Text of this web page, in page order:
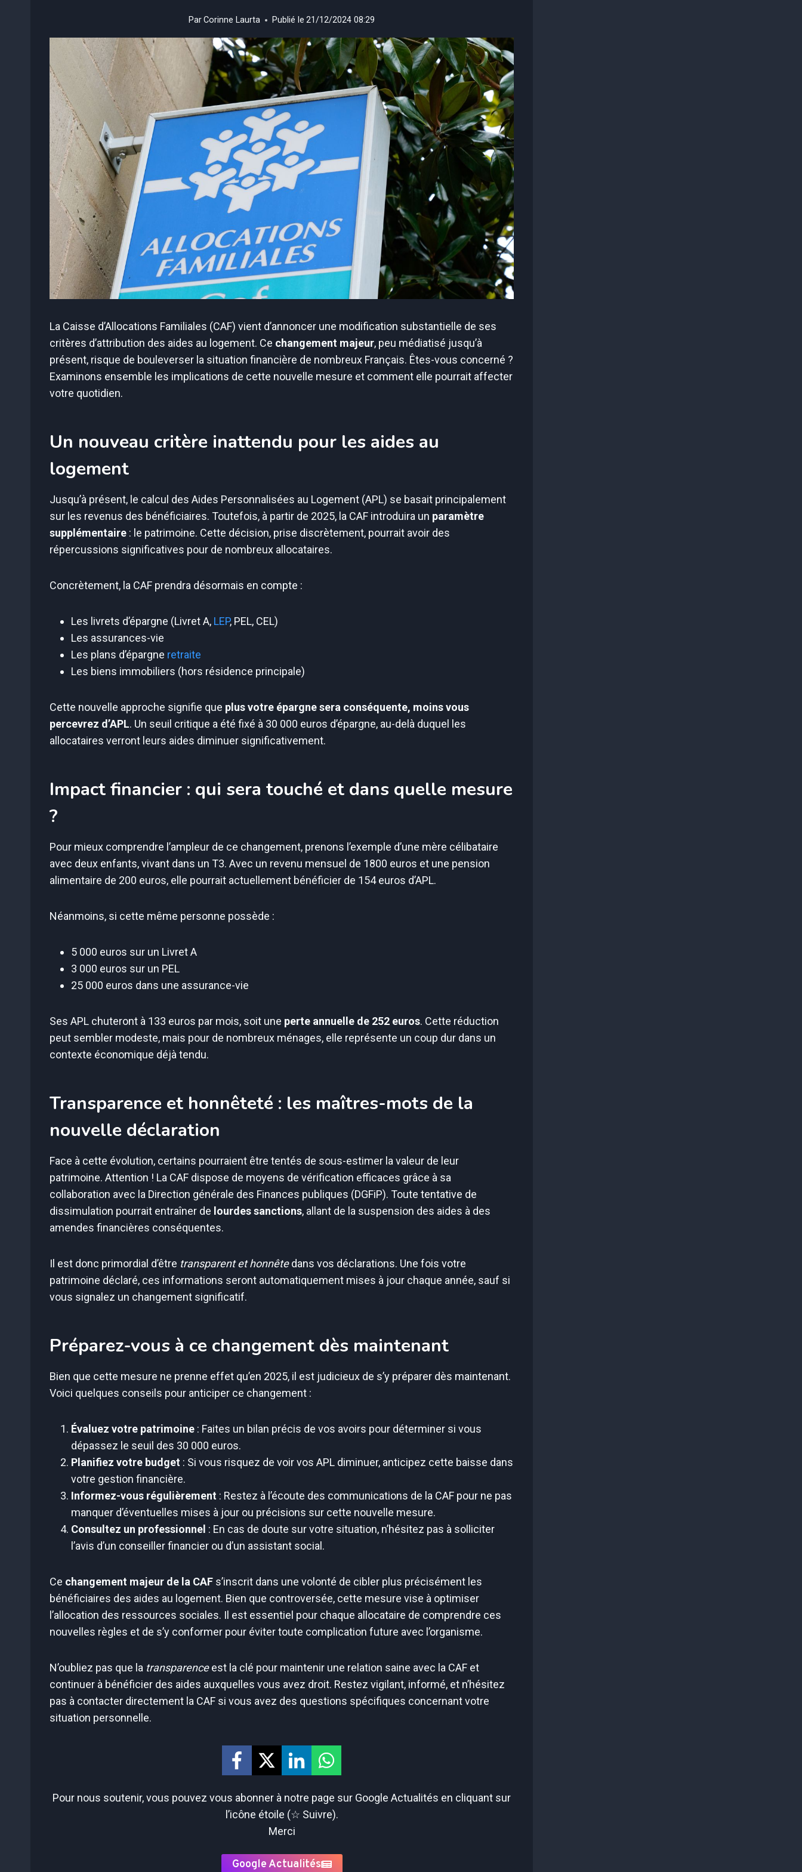
ParCorinne Laurta Publié le 21/12/2024 08:29
La Caisse d’Allocations Familiales (CAF) vient d’annoncer une modification substantielle de ses
critères d’attribution des aides au logement. Ce changement majeur, peu médiatisé jusqu’à
présent, risque de bouleverser la situation financière de nombreux Français. Êtes-vous concerné ?
Examinons ensemble les implications de cette nouvelle mesure et comment elle pourrait affecter
votre quotidien.
Un nouveau critère inattendu pour les aides au
logement
Jusqu’à présent, le calcul des Aides Personnalisées au Logement (APL) se basait principalement
sur les revenus des bénéficiaires. Toutefois, à partir de 2025, la CAF introduira un paramètre
supplémentaire : le patrimoine. Cette décision, prise discrètement, pourrait avoir des
répercussions significatives pour de nombreux allocataires.
Concrètement, la CAF prendra désormais en compte :
Les livrets d’épargne (Livret A, LEP, PEL, CEL)
Les assurances-vie
Les plans d’épargne retraite
Les biens immobiliers (hors résidence principale)
Cette nouvelle approche signifie que plus votre épargne sera conséquente, moins vous
percevrez d’APL. Un seuil critique a été fixé à 30 000 euros d’épargne, au-delà duquel les
allocataires verront leurs aides diminuer significativement.
Impact financier : qui sera touché et dans quelle mesure
?
Pour mieux comprendre l’ampleur de ce changement, prenons l’exemple d’une mère célibataire
avec deux enfants, vivant dans un T3. Avec un revenu mensuel de 1800 euros et une pension
alimentaire de 200 euros, elle pourrait actuellement bénéficier de 154 euros d’APL.
Néanmoins, si cette même personne possède :
5 000 euros sur un Livret A
3 000 euros sur un PEL
25 000 euros dans une assurance-vie
Ses APL chuteront à 133 euros par mois, soit une perte annuelle de 252 euros. Cette réduction
peut sembler modeste, mais pour de nombreux ménages, elle représente un coup dur dans un
contexte économique déjà tendu.
Transparence et honnêteté : les maîtres-mots de la
nouvelle déclaration
Face à cette évolution, certains pourraient être tentés de sous-estimer la valeur de leur
patrimoine. Attention ! La CAF dispose de moyens de vérification efficaces grâce à sa
collaboration avec la Direction générale des Finances publiques (DGFiP). Toute tentative de
dissimulation pourrait entraîner de lourdes sanctions, allant de la suspension des aides à des
amendes financières conséquentes.
Il est donc primordial d’être transparent et honnêtedans vos déclarations. Une fois votre
patrimoine déclaré, ces informations seront automatiquement mises à jour chaque année, sauf si
vous signalez un changement significatif.
Préparez-vous à ce changement dès maintenant
Bien que cette mesure ne prenne effet qu’en 2025, il est judicieux de s’y préparer dès maintenant.
Voici quelques conseils pour anticiper ce changement :
Évaluez votre patrimoine : Faites un bilan précis de vos avoirs pour déterminer si vous
dépassez le seuil des 30 000 euros.
Planifiez votre budget : Si vous risquez de voir vos APL diminuer, anticipez cette baisse dans
votre gestion financière.
Informez-vous régulièrement : Restez à l’écoute des communications de la CAF pour ne pas
manquer d’éventuelles mises à jour ou précisions sur cette nouvelle mesure.
Consultez un professionnel : En cas de doute sur votre situation, n’hésitez pas à solliciter
l’avis d’un conseiller financier ou d’un assistant social.
Ce changement majeur de la CAF s’inscrit dans une volonté de cibler plus précisément les
bénéficiaires des aides au logement. Bien que controversée, cette mesure vise à optimiser
l’allocation des ressources sociales. Il est essentiel pour chaque allocataire de comprendre ces
nouvelles règles et de s’y conformer pour éviter toute complication future avec l’organisme.
N’oubliez pas que la transparenceest la clé pour maintenir une relation saine avec la CAF et
continuer à bénéficier des aides auxquelles vous avez droit. Restez vigilant, informé, et n’hésitez
pas à contacter directement la CAF si vous avez des questions spécifiques concernant votre
situation personnelle.
Pour nous soutenir, vous pouvez vous abonner à notre page sur Google Actualités en cliquant sur
l’icône étoile (☆ Suivre).
Merci
Google Actualités